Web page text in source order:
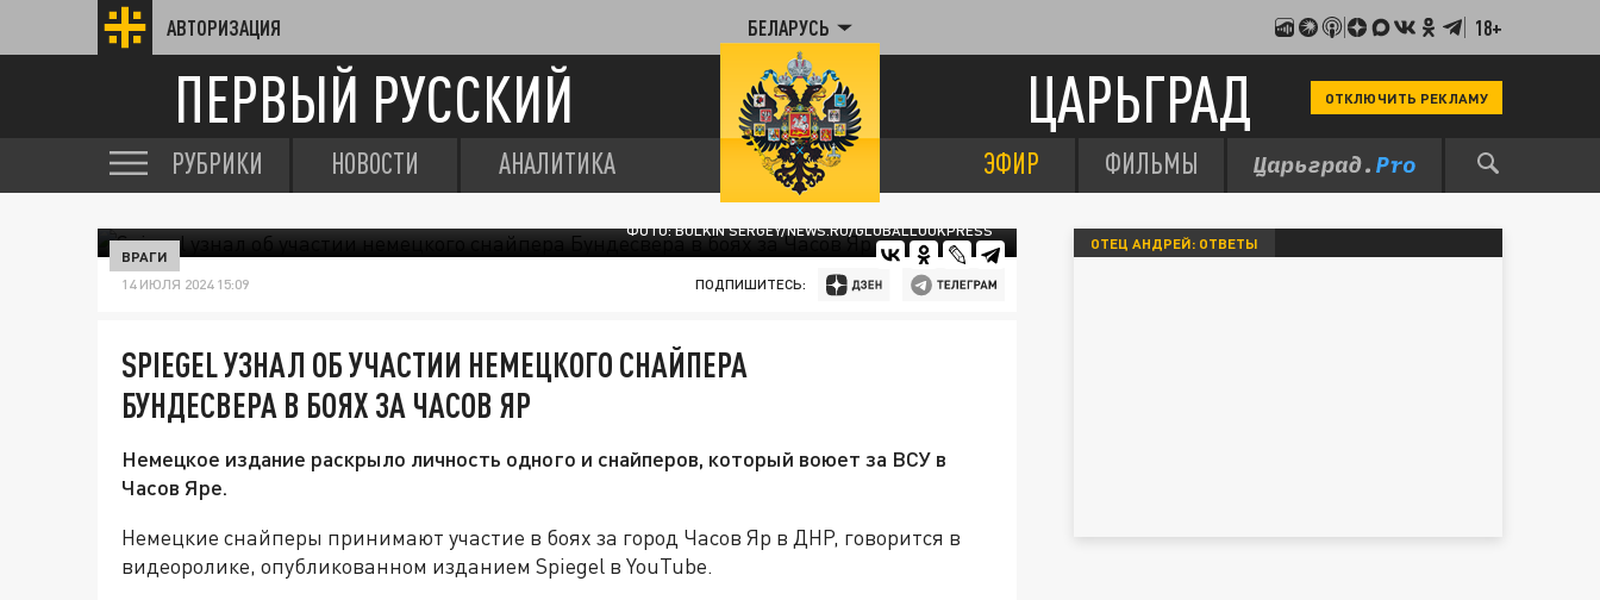
АВТОРИЗАЦИЯ БЕЛАРУСЬ 18+
ПЕРВЫЙ РУССКИЙ ЦАРЬГРАД ОТКЛЮЧИТЬ РЕКЛАМУ
РУБРИКИ НОВОСТИ АНАЛИТИКА ЭФИР ФИЛЬМЫ
ФОТО: BULKIN SERGEY/NEWS.RU/GLOBALLOOKPRESS
ВРАГИ
14 ИЮЛЯ 2024 15:09 ПОДПИШИТЕСЬ:
SPIEGEL УЗНАЛ ОБ УЧАСТИИ НЕМЕЦКОГО СНАЙПЕРА
БУНДЕСВЕРА В БОЯХ ЗА ЧАСОВ ЯР
Немецкое издание раскрыло личность одного и снайперов, который воюет за ВСУ в
Часов Яре.
Немецкие снайперы принимают участие в боях за город Часов Яр в ДНР, говорится в
видеоролике, опубликованном изданием Spiegel в YouTube.
ОТЕЦ АНДРЕЙ: ОТВЕТЫ